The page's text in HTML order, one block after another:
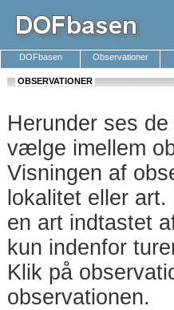
DOFbasen Observationer
OBSERVATIONER
Herunder ses
vælge imellem
Visningen af
lokalitet eller
en art indtastet
kun indenfor
Klik på
observationen.